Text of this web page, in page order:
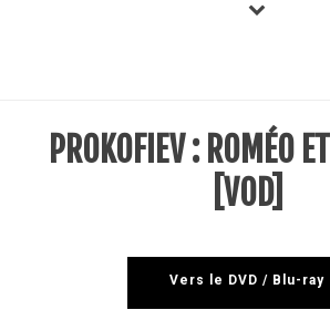
PROKOFIEV : ROMÉO
[VOD]
Vers le DVD / Blu-ray